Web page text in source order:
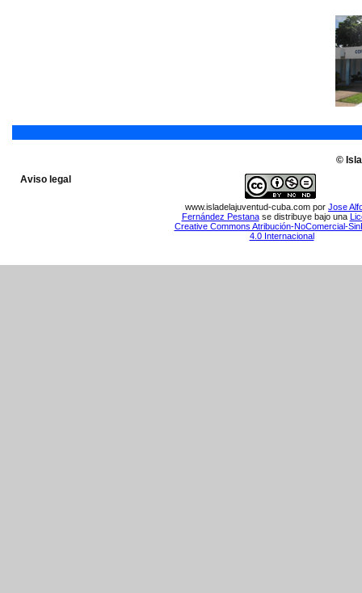
©
Aviso legal
www.isladelajuventud-cuba.com por Jose
Fernández Pestanase distribuye bajo una
Creative Commons Atribución-NoComercial-
4.0 Internacional